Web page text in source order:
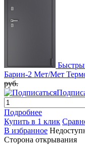
Барин-2 Мет/Мет
руб.
Подробнее
Купить в 1 клик
В избранное
Сторона открывания